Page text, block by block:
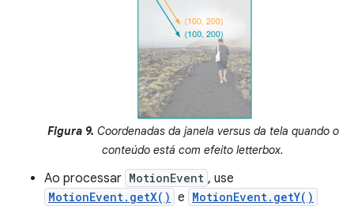
Figura 9. Coordenadas da janela versus da tela quando o
conteúdo está com efeito letterbox.
Ao processar MotionEvent , use
MotionEvent.getX() e MotionEvent.getY()